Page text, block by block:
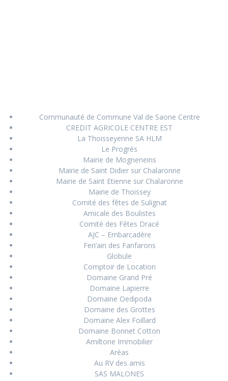
Communauté de Commune Val de Saone Centre
CREDIT AGRICOLE CENTRE EST
La Thoisseyenne SA HLM
Le Progrès
Mairie de Mogneneins
Mairie de Saint Didier sur Chalaronne
Mairie de Saint Etienne sur Chalaronne
Mairie de Thoissey
Comité des fêtes de Sulignat
Amicale des Boulistes
Comité des Fêtes Dracé
AJC – Embarcadère
Feri’ain des Fanfarons
Globule
Comptoir de Location
Domaine Grand Pré
Domaine Lapierre
Domaine Oedipoda
Domaine des Grottes
Domaine Alex Foillard
Domaine Bonnet Cotton
Amiltone Immobilier
Aréas
Au RV des amis
SAS MALONES